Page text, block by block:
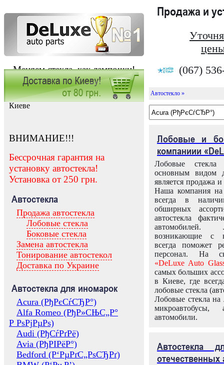
Меняем стекла, как лампочки!
Продажа и
(067)
Заказать установку автостекла в
Киеве
ВНИМАНИЕ!!!
Бессрочная гарантия на
установку автостекла!
Установка от 250 грн.
Автостекла
Продажа автостекла
Лобовые стекла
Боковые стекла
Замена автостекла
Тонирование автостекол
Доставка по Украине
Автостекла для иномарок
Acura (РђРєСѓСЂР°)
Alfa Romeo (РђР»СЊС„Р°
Р РѕРјРµРѕ)
Audi (РђСѓРґРё)
Avia (РђРІРёР°)
Bedford (Р‘РµРґС„РѕСЂРґ)
Автостекло »
Лобовые и
компаниии
Лобовые
основным видом
является продажа и
Наша компания на
всегда в
обширных
автостекла
возникающие с
всегда поможет
персонал. На
«DeLuxe Auto
самых больших
в Киеве, где
лобовые стекла
Лобовые стекла на
микроавтобусы,
автомобили.
Автостекла
отечественных